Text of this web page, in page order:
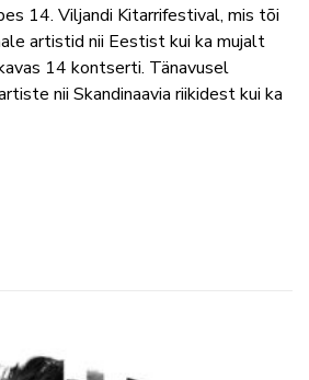
14. Viljandi Kitarrifestival, mis tõi
artistid nii Eestist kui ka mujalt
14 kontserti. Tänavusel
nii Skandinaavia riikidest kui ka